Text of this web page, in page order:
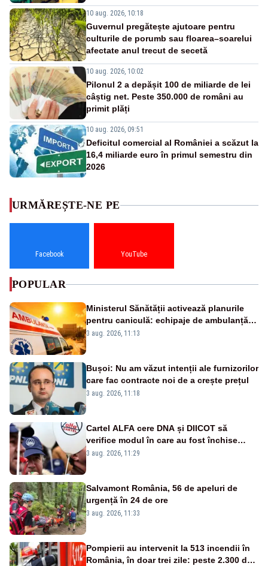
10 aug. 2026, 10:18
Guvernul pregătește ajutoare pentru
culturile de porumb sau floarea–soarelui
afectate anul trecut de secetă
10 aug. 2026, 10:02
Pilonul 2 a depășit 100 de miliarde de lei
câștig net. Peste 350.000 de români au
primit plăți
10 aug. 2026, 09:51
Deficitul comercial al României a scăzut la
16,4 miliarde euro în primul semestru din
2026
URMĂREȘTE-NE PE
Facebook YouTube
POPULAR
Ministerul Sănătății activează planurile
pentru caniculă: echipaje de ambulanță
suplimentate, stocuri de medicamente
3 aug. 2026, 11:13
Bușoi: Nu am văzut intenții ale furnizorilor
care fac contracte noi de a crește prețul
3 aug. 2026, 11:18
Cartel ALFA cere DNA și DIICOT să
verifice modul în care au fost închise
centralele pe cărbune
3 aug. 2026, 11:29
Salvamont România, 56 de apeluri de
urgență în 24 de ore
3 aug. 2026, 11:33
Pompierii au intervenit la 513 incendii în
România, în doar trei zile: peste 2.300 de